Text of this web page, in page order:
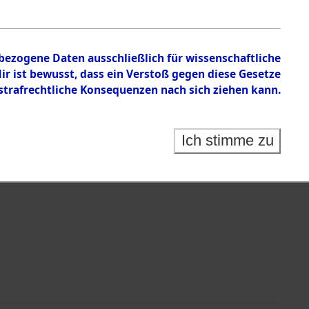
Daten ausschließlich für wissenschaftliche
bewusst, dass ein Verstoß gegen diese Gesetze
Konsequenzen nach sich ziehen kann.
Ich stimme zu